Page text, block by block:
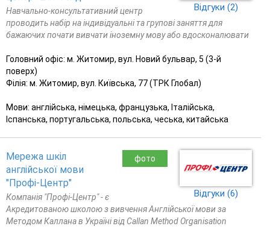
Відгуки (2)
Навчально-консультативний центр
проводить набір на індивідуальні та групові заняття для
бажаючих почати вивчати іноземну мову або вдосконалювати
Головний офіс: м. Житомир, вул. Новий бульвар, 5 (3-й
поверх)
Філія: м. Житомир, вул. Київська, 77 (ТРК Глобал)
Мови: англійська, німецька, французька, Італійська,
Іспанська, португальська, польська, чеська, китайська
Відгуки (6)
фото
Мережа шкіл
англійської мови
"Профі-Центр"
Компанія "Профі-Центр" - є
Акредитованою школою з вивчення Англійської мови за
Методом Каллана в Україні від Callan Method Organisation